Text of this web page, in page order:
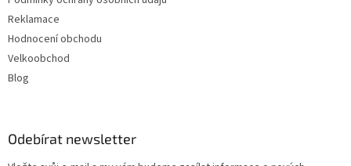
Reklamace
Hodnocení obchodu
Velkoobchod
Blog
Odebírat newsletter